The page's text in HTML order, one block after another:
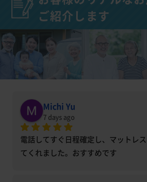
ご紹介します
Michi Yu
7 days ago
電話してすぐ日程確定し、マットレ
てくれました。おすすめです